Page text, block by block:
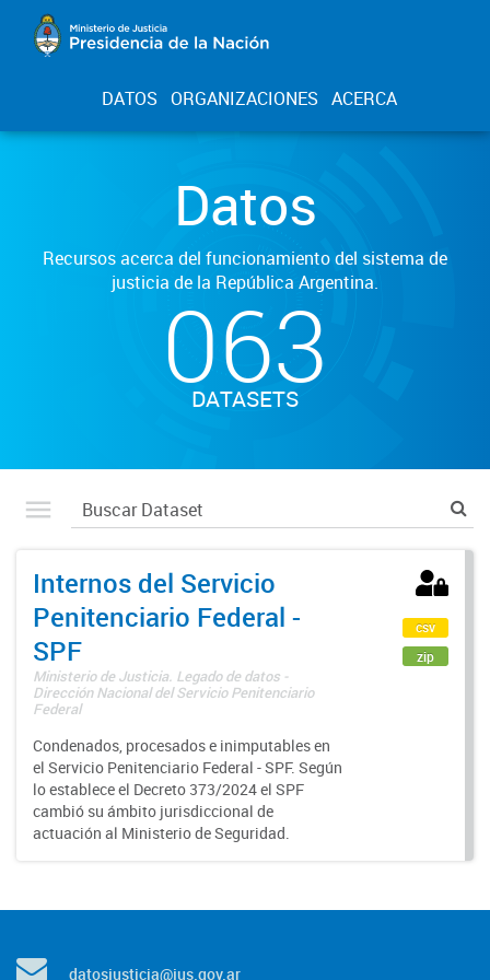
DATOS ORGANIZACIONES ACERCA
Datos
Recursos acerca del funcionamiento del sistema de
justicia de la República Argentina.
063
DATASETS
Internos del Servicio
Penitenciario Federal -
SPF
Ministerio de Justicia. Legado de datos -
Dirección Nacional del Servicio Penitenciario
Federal
Condenados, procesados e inimputables en
el Servicio Penitenciario Federal - SPF. Según
lo establece el Decreto 373/2024 el SPF
cambió su ámbito jurisdiccional de
actuación al Ministerio de Seguridad.
csv
zip
datosjusticia@jus.gov.ar